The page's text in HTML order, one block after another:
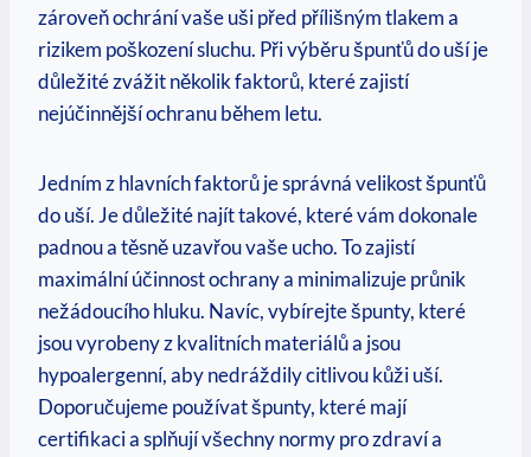
zároveň ochrání vaše uši před přílišným tlakem a
rizikem poškození sluchu. Při výběru špunťů do uší je
důležité zvážit několik faktorů, které zajistí
nejúčinnější ochranu během letu.
Jedním z hlavních faktorů je správná velikost špunťů
do uší. Je důležité najít takové, které vám dokonale
padnou a těsně uzavřou vaše ucho. To zajistí
maximální účinnost ochrany a minimalizuje průnik
nežádoucího hluku. Navíc, vybírejte špunty, které
jsou vyrobeny z kvalitních materiálů a jsou
hypoalergenní, aby nedráždily citlivou kůži uší.
Doporučujeme používat špunty, které mají
certifikaci a splňují všechny normy pro zdraví a